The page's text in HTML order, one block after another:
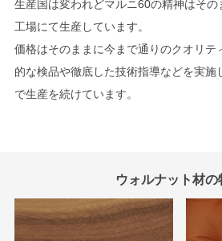
生産国は変われどマルニ60の精神はその
工場にて生産しています。
価格はそのままに今まで通りのクオリテ
的な検品や徹底した技術指導などを実施
で生産を続けています。
ウォルナット材の